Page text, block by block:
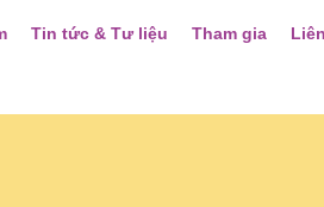
Tin tức & Tư liệu Tham gia